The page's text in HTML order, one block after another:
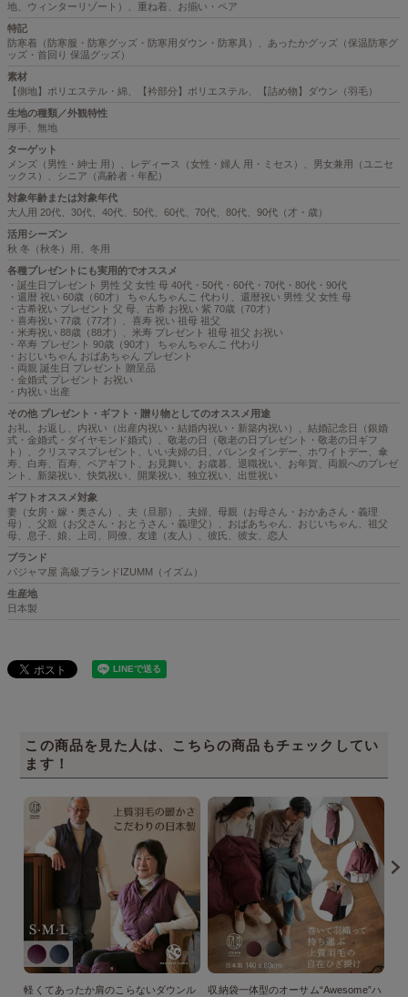
地、ウィンターリゾート）、重ね着、お揃い・ペア
特記
防寒着（防寒服・防寒グッズ・防寒用ダウン・防寒具）、あったかグッズ（保温防寒グ
ッズ・首回り 保温グッズ）
素材
【側地】ポリエステル・綿、【衿部分】ポリエステル、【詰め物】ダウン（羽毛）
生地の種類／外観特性
厚手、無地
ターゲット
メンズ（男性・紳士 用）、レディース（女性・婦人 用・ミセス）、男女兼用（ユニセ
ックス）、シニア（高齢者・年配）
対象年齢または対象年代
大人用 20代、30代、40代、50代、60代、70代、80代、90代（才・歳）
活用シーズン
秋 冬（秋冬）用、冬用
各種プレゼントにも実用的でオススメ
・誕生日プレゼント 男性 父 女性 母 40代・50代・60代・70代・80代・90代
・還暦 祝い 60歳（60才） ちゃんちゃんこ 代わり、還暦祝い 男性 父 女性 母
・古希祝い プレゼント 父 母、古希 お祝い 紫 70歳（70才）
・喜寿祝い 77歳（77才）、喜寿 祝い 祖母 祖父
・米寿祝い 88歳（88才）、米寿 プレゼント 祖母 祖父 お祝い
・卒寿 プレゼント 90歳（90才） ちゃんちゃんこ 代わり
・おじいちゃん おばあちゃん プレゼント
・両親 誕生日 プレゼント 贈呈品
・金婚式 プレゼント お祝い
・内祝い 出産
その他 プレゼント・ギフト・贈り物としてのオススメ用途
お礼、お返し、内祝い（出産内祝い・結婚内祝い・新築内祝い）、結婚記念日（銀婚
式・金婚式・ダイヤモンド婚式）、敬老の日（敬老の日プレゼント・敬老の日ギフ
ト）、クリスマスプレゼント、いい夫婦の日、バレンタインデー、ホワイトデー、傘
寿、白寿、百寿、ペアギフト、お見舞い、お歳暮、退職祝い、お年賀、両親へのプレゼ
ント、新築祝い、快気祝い、開業祝い、独立祝い、出世祝い
ギフトオススメ対象
妻（女房・嫁・奥さん）、夫（旦那）、夫婦、母親（お母さん・おかあさん・義理
母）、父親（お父さん・おとうさん・義理父）、おばあちゃん、おじいちゃん、祖父
母、息子、娘、上司、同僚、友達（友人）、彼氏、彼女、恋人
ブランド
パジャマ屋 高級ブランドIZUMM（イズム）
生産地
日本製
この商品を見た人は、こちらの商品もチェックしてい
ます！
軽くてあったか肩のこらないダウンル
収納袋一体型のオーサム“Awesome”ハ